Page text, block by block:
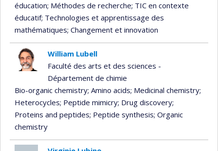
éducation; Méthodes de recherche; TIC en contexte
éducatif; Technologies et apprentissage des
mathématiques; Changement et innovation
William Lubell
Faculté des arts et des sciences -
Département de chimie
Bio-organic chemistry; Amino acids; Medicinal chemistry;
Heterocycles; Peptide mimicry; Drug discovery;
Proteins and peptides; Peptide synthesis; Organic
chemistry